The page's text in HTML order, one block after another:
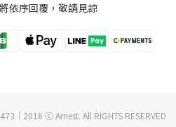
依序回覆，敬請見諒
｜2016 ⓒ Arnest. All RIGHTS RESERVED